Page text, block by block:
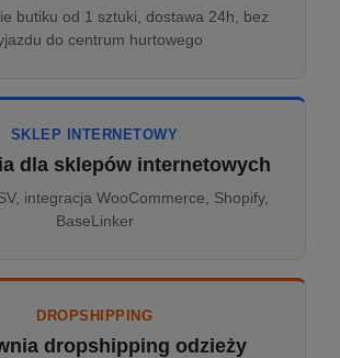
butiku od 1 sztuki, dostawa 24h, bez
do centrum hurtowego
SKLEP INTERNETOWY
dla sklepów internetowych
integracja WooCommerce, Shopify,
BaseLinker
DROPSHIPPING
dropshipping odzieży